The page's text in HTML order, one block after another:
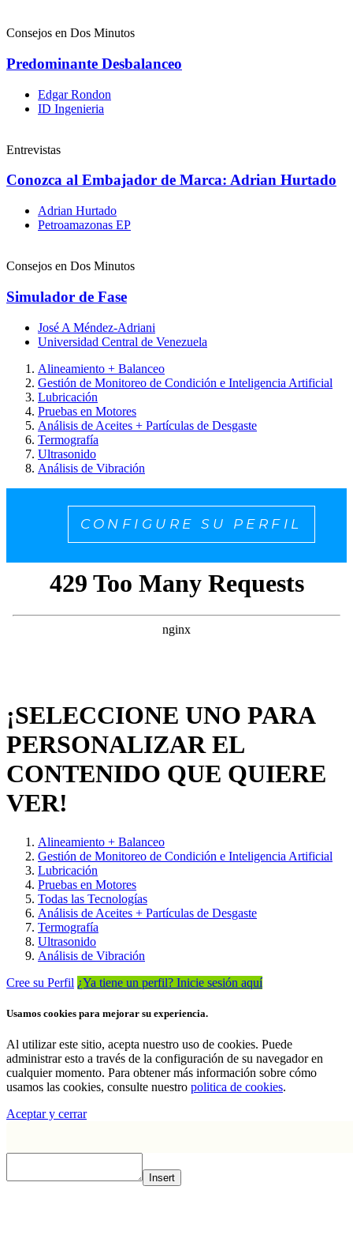
Consejos en Dos Minutos
Predominante Desbalanceo
Edgar Rondon
ID Ingenieria
Entrevistas
Conozca al Embajador de Marca: Adrian Hurtado
Adrian Hurtado
Petroamazonas EP
Consejos en Dos Minutos
Simulador de Fase
José A Méndez-Adriani
Universidad Central de Venezuela
Alineamiento + Balanceo
Gestión de Monitoreo de Condición e Inteligencia Artificial
Lubricación
Pruebas en Motores
Análisis de Aceites + Partículas de Desgaste
Termografía
Ultrasonido
Análisis de Vibración
CONFIGURE SU PERFIL
¡SELECCIONE UNO PARA
PERSONALIZAR EL
CONTENIDO QUE QUIERE
VER!
Alineamiento + Balanceo
Gestión de Monitoreo de Condición e Inteligencia Artificial
Lubricación
Pruebas en Motores
Todas las Tecnologías
Análisis de Aceites + Partículas de Desgaste
Termografía
Ultrasonido
Análisis de Vibración
Cree su Perfil ¿Ya tiene un perfil? Inicie sesión aquí
Usamos cookies para mejorar su experiencia.
Al utilizar este sitio, acepta nuestro uso de cookies. Puede
administrar esto a través de la configuración de su navegador en
cualquier momento. Para obtener más información sobre cómo
usamos las cookies, consulte nuestro politica de cookies.
Aceptar y cerrar
Insert